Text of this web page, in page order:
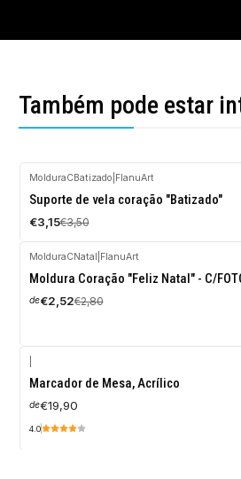
Também pode estar
-10%
DESCONTO
MolduraCBatizado FlanuArt
Suporte de vela coração "Batizado"
€3,15€3,50
-10%
DESCONTO
MolduraCNatal FlanuArt
Moldura Coração "Feliz Natal" - C/
de€2,52€2,80
Marcador de Mesa, Acrílico
de€19,90
4.0